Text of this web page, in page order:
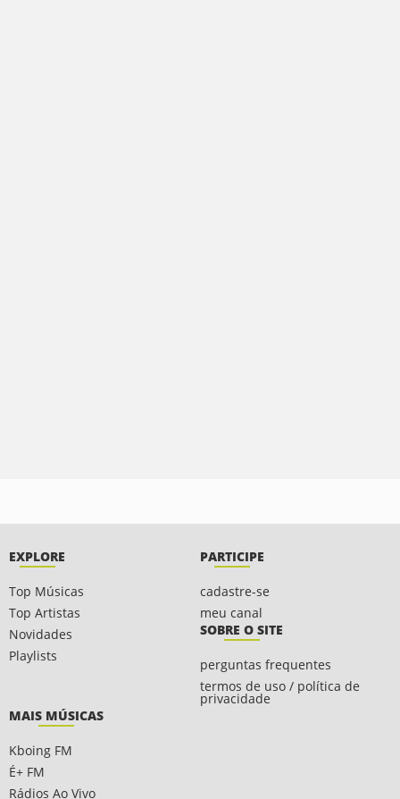
EXPLORE
Top Músicas
Top Artistas
Novidades
Playlists
PARTICIPE
cadastre-se
meu canal
SOBRE O SITE
perguntas frequentes
termos de uso / política de
privacidade
MAIS MÚSICAS
Kboing FM
É+ FM
Rádios Ao Vivo